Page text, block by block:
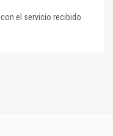
con el servicio recibido